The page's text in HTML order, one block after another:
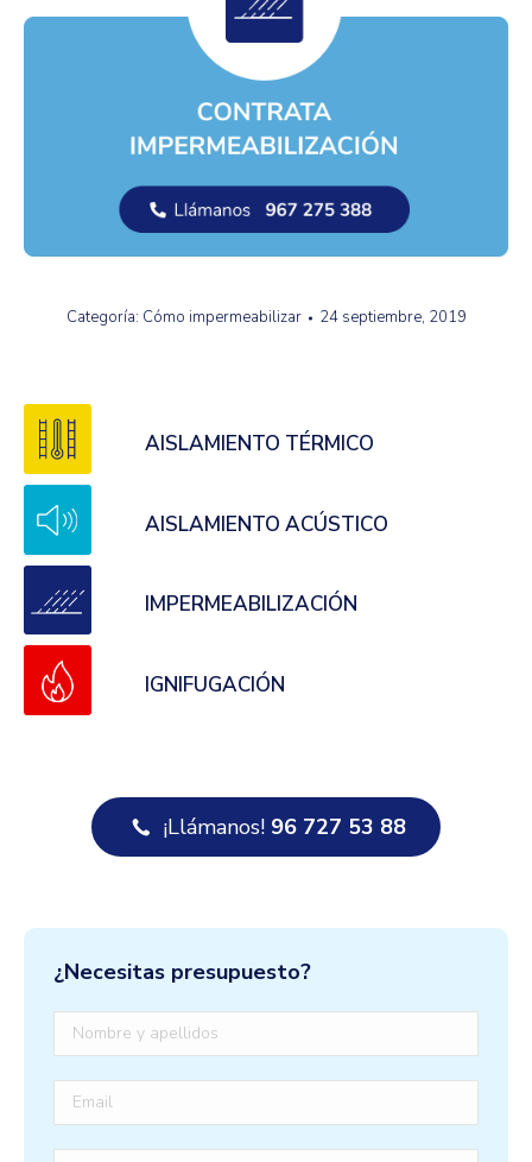
Categoría: Cómo impermeabilizar 24 septiembre, 2019
AISLAMIENTO TÉRMICO
AISLAMIENTO ACÚSTICO
IMPERMEABILIZACIÓN
IGNIFUGACIÓN
¡Llámanos! 96 727 53 88
¿Necesitas presupuesto?